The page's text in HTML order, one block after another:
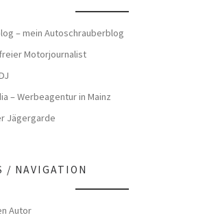
– mein Autoschrauberblog
Motorjournalist
– Werbeagentur in Mainz
Jägergarde
/ NAVIGATION
Autor